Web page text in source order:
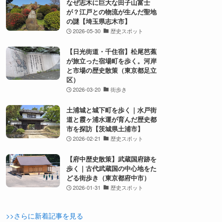
なぜ志木に巨大な田子山富士
が？江戸との物流が生んだ聖地
の謎【埼玉県志木市】
2026-05-30 歴史スポット
【日光街道・千住宿】松尾芭蕉
が旅立った宿場町を歩く。河岸
と市場の歴史散策（東京都足立
区）
2026-03-20 街歩き
土浦城と城下町を歩く｜水戸街
道と霞ヶ浦水運が育んだ歴史都
市を探訪【茨城県土浦市】
2026-02-21 歴史スポット
【府中歴史散策】武蔵国府跡を
歩く｜古代武蔵国の中心地をた
どる街歩き（東京都府中市）
2026-01-31 歴史スポット
>>さらに新着記事を見る